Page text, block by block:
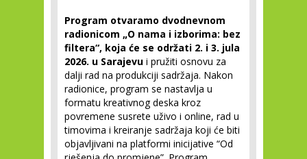
Program otvaramo dvodnevnom
radionicom „O nama i izborima: bez
filtera“, koja će se održati 2. i 3. jula
2026. u Sarajevu i pružiti osnovu za
dalji rad na produkciji sadržaja. Nakon
radionice, program se nastavlja u
formatu kreativnog deska kroz
povremene susrete uživo i online, rad u
timovima i kreiranje sadržaja koji će biti
objavljivani na platformi inicijative “Od